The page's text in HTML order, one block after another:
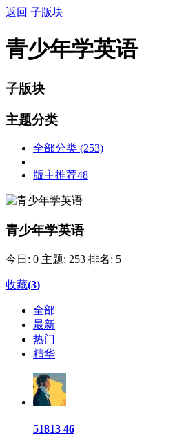
返回 子版块
青少年学英语
子版块
主题分类
全部分类 (253)
|
版主推荐48
青少年学英语
今日: 0 主题: 253 排名: 5
收藏(3)
全部
最新
热门
精华
51813 46